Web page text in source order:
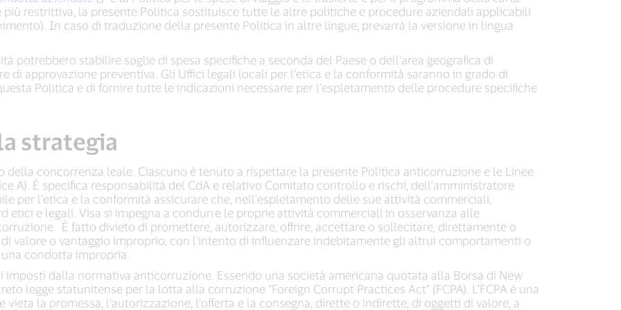
restrittiva, la presente Politica sostituisce tutte le altre politiche e procedure aziendali applicabili
In caso di traduzione della presente Politica in altre lingue, prevarrà la versione in lingua
potrebbero stabilire soglie di spesa specifiche a seconda del Paese o dell’area geografica di
di approvazione preventiva. Gli Uffici legali locali per l’etica e la conformità saranno in grado di
Politica e di fornire tutte le indicazioni necessarie per l’espletamento delle procedure specifiche
strategia
della concorrenza leale. Ciascuno è tenuto a rispettare la presente Politica anticorruzione e le Linee
A). È specifica responsabilità del CdA e relativo Comitato controllo e rischi, dell’amministratore
per l’etica e la conformità assicurare che, nell’espletamento delle sue attività commerciali,
etici e legali. Visa si impegna a condurre le proprie attività commerciali in osservanza alle
È fatto divieto di promettere, autorizzare, offrire, accettare o sollecitare, direttamente o
valore o vantaggio improprio, con l’intento di influenzare indebitamente gli altrui comportamenti o
condotta impropria.
imposti dalla normativa anticorruzione. Essendo una società americana quotata alla Borsa di New
legge statunitense per la lotta alla corruzione “Foreign Corrupt Practices Act” (FCPA). L’FCPA è una
la promessa, l’autorizzazione, l’offerta e la consegna, dirette o indirette, di oggetti di valore, a